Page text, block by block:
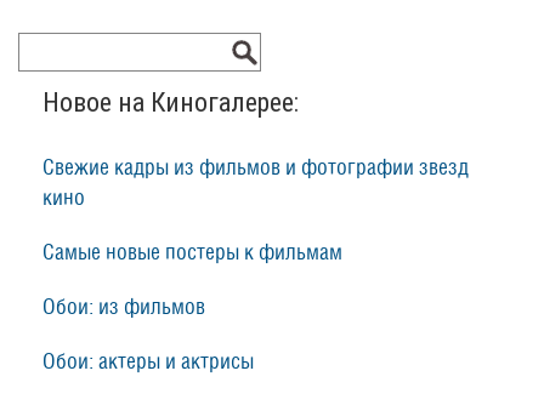
Новое на Киногалерее:
Свежие кадры из фильмов и фотографии звезд
кино
Самые новые постеры к фильмам
Обои: из фильмов
Обои: актеры и актрисы